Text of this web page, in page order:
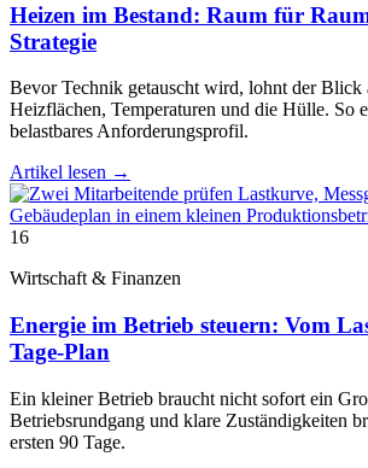
Heizen im Bestand: Raum für
Strategie
Bevor Technik getauscht wird, lohnt der Blick
Heizflächen, Temperaturen und die Hülle. So
belastbares Anforderungsprofil.
Artikel lesen →
16
Wirtschaft & Finanzen
Energie im Betrieb steuern: Vom
Tage-Plan
Ein kleiner Betrieb braucht nicht sofort ein
Betriebsrundgang und klare Zuständigkeiten
ersten 90 Tage.